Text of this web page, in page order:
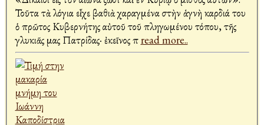
Τοῦτα τὰ λόγια εἶχε βαθιὰ χαραγμένα στὴν ἁγνὴ καρδιά του
ὁ πρῶτος Κυβερνήτης αὐτοῦ τοῦ πληγωμένου τόπου, τῆς
γλυκιᾶς μας Πατρίδας· ἐκεῖνος πread more..